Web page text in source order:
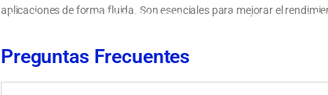
aplicaciones de forma fluida. Son esenciales para mejorar el
Tipos de memorias RAM: DDR3, DDR4 y DDR5 para
Cómo elegir memoria
Preguntas Frecuentes